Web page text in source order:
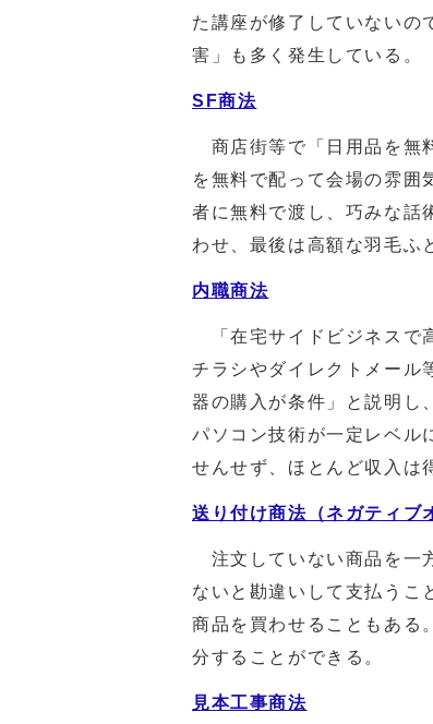
た講座が修了していないの
害」も多く発生している。
SF商法
商店街等で「日用品を無
を無料で配って会場の雰囲
者に無料で渡し、巧みな話
わせ、最後は高額な羽毛ふ
内職商法
「在宅サイドビジネスで
チラシやダイレクトメール
器の購入が条件」と説明し
パソコン技術が一定レベル
せんせず、ほとんど収入は
送り付け商法（ネガティブ
注文していない商品を一
ないと勘違いして支払うこ
商品を買わせることもある
分することができる。
見本工事商法